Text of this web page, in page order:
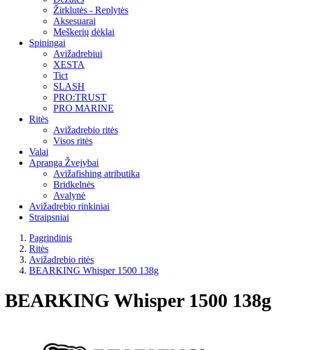
Žirklutės - Replytės
Aksesuarai
Meškerių dėklai
Spiningai
Avižadrebiui
XESTA
Tict
SLASH
PRO:TRUST
PRO MARINE
Ritės
Avižadrebio ritės
Visos ritės
Valai
Apranga Žvejybai
Avižafishing atributika
Bridkelnės
Avalynė
Avižadrebio rinkiniai
Straipsniai
Pagrindinis
Ritės
Avižadrebio ritės
BEARKING Whisper 1500 138g
BEARKING Whisper 1500 138g